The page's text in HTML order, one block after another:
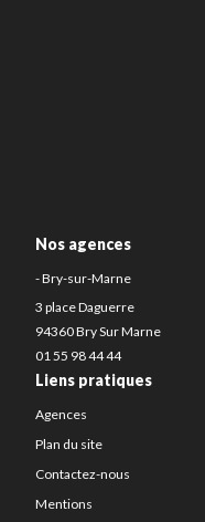
Nos agences
- Bry-sur-Marne
3 place Daguerre
94360 Bry Sur Marne
01 55 98 44 44
Liens pratiques
Agences
Plan du site
Contactez-nous
Mentions